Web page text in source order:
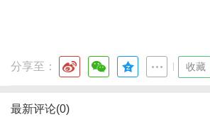
分享至： 收藏
最新评论(0)